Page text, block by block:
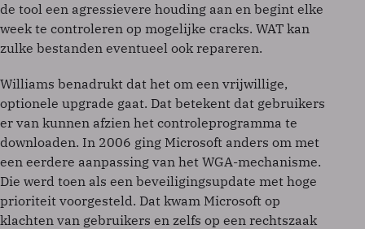
de tool een agressievere houding aan en begint elke
week te controleren op mogelijke cracks. WAT kan
zulke bestanden eventueel ook repareren.
Williams benadrukt dat het om een vrijwillige,
optionele upgrade gaat. Dat betekent dat gebruikers
er van kunnen afzien het controleprogramma te
downloaden. In 2006 ging Microsoft anders om met
een eerdere aanpassing van het WGA-mechanisme.
Die werd toen als een beveiligingsupdate met hoge
prioriteit voorgesteld. Dat kwam Microsoft op
klachten van gebruikers en zelfs op een rechtszaak